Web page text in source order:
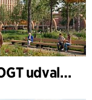
C.F. Møller Architects og VOGT udvalgt til at forme fremtidens Hamburg-Altona